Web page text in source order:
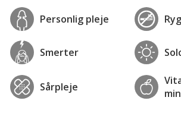
Personlig pleje
Smerter
Sårpleje